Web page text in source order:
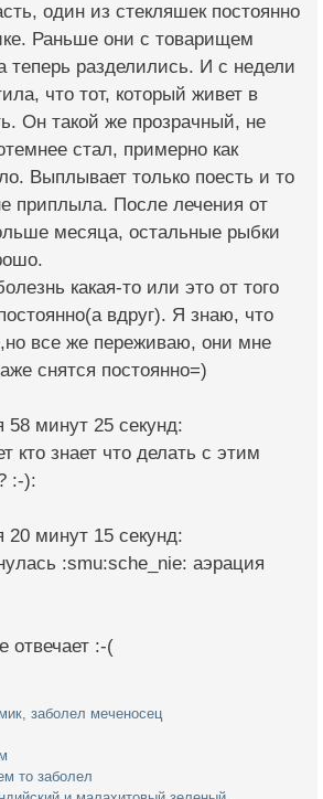
один из стекляшек постоянно
Раньше они с товарищем
теперь разделились. И с недели
что тот, который живет в
Он такой же прозрачный, не
стал, примерно как
Выплывает только поесть и то
приплыла. После лечения от
месяца, остальные рыбки
какая-то или это от того
вдруг). Я знаю, что
все же переживаю, они мне
снятся постоянно=)
58 минут 25 секунд:
кто знает что делать с этим
:-):
20 минут 15 секунд:
:smu:sche_nie: аэрация
отвечает :-(
заболел меченосец
то заболел